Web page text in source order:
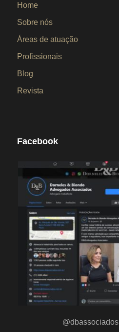
Home
Sobre nós
Áreas de atuação
Profissionais
Blog
Revista
Facebook
@dbassociados